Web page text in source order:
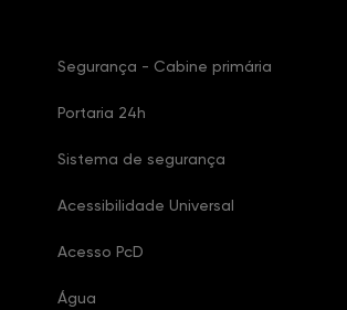
Segurança - Cabine primária
Portaria 24h
Sistema de segurança
Acessibilidade Universal
Acesso PcD
Água